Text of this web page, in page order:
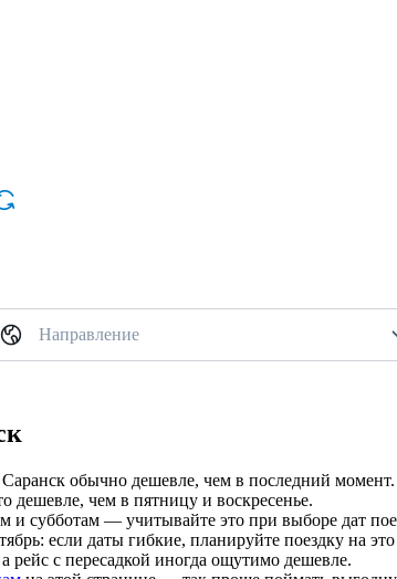
Направление
обычно дешевле, чем в последний момент.
дешевле, чем в пятницу и воскресенье.
субботам — учитывайте это при выборе дат
если даты гибкие, планируйте поездку на это
с пересадкой иногда ощутимо дешевле.